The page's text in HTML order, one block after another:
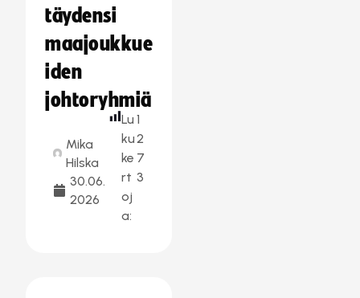
täydensi
maajoukkue
iden
johtoryhmiä
Mika
Hilska
30.06.
2026
Lu
ku
ke
rt
oj
a:
1
2
7
3